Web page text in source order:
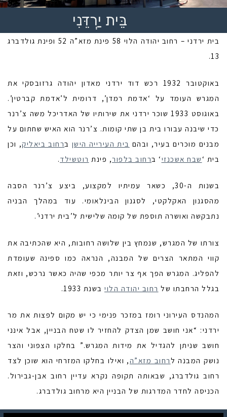
בֵּית יַרְדֵּנִי
בית ירדני – רחוב יהודה הלוי 58 פינת מזא”ה 52 ופינת גולדברג
13.
באוקטובר 1932 רכש דוד ירדני מאדון יהודה גרזובסקי את
המגרש העומד על ‘אדמת רמדן’, דרומית ל’אדמת קברטין’.
באוגוסט 1933 שוכר ירדני את שירותיו של האדריכל משה צ’רנר
כדי שיבנה עבורו בית בן שתי קומות. צ’רנר הוא האיש שחתום על
מבנים מוכרים בעיר, ובהם בית העירייה הישן ברחוב ביאליק, וכן
בית ‘שבח אשכנזי‘ ברחוב בלפור, פינת רוטשילד.
בשנות ה-30, כשאר עמיתיו למקצוע, ביצע צ’רנר הסבה
מהסגנון האקלקטי, לסגנון הבינלאומי. עוד במהלך הבניה
נתבקשה ואושרה תוספת של קומה שלישית ל’בית ירדני’.
צורתו של המגרש, שנמחץ בין שלושה רחובות, היא שהכתיבה את
קווי המתאר הצרים של המבנה, הנראה כמו ספינה שעומדת
להפליג. המגרש הפך אף צר יותר מכפי שהיה כאשר נרכש, וזאת
בגלל הרחבתו של רחוב יהודה הלוי בשנת 1933.
המהנדס העירוני רומז במזכר פנימי כי יש מקום לפצות את מר
ירדני: “אני חושב שמן הצדק להחזיר לו שטח הבניין, אבל אינני
חושב שניתן להגדיל את מידות המגרש.” בחלקו הצפוני והצר
נושק המבנה לרחוב מזא”ה, ואילו בחלקו המזרחי הוא שוכן לצד
רחוב גולדברג, שבאותה תקופה נקרא עדיין רחוב אבן-גבירול.
הכניסה לחדר המדרגות של הבניין היא מרחוב גולדברג.